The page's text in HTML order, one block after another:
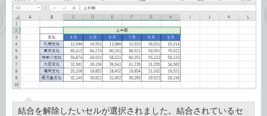
結合を解除したいセルが選択されました。結合されているセ